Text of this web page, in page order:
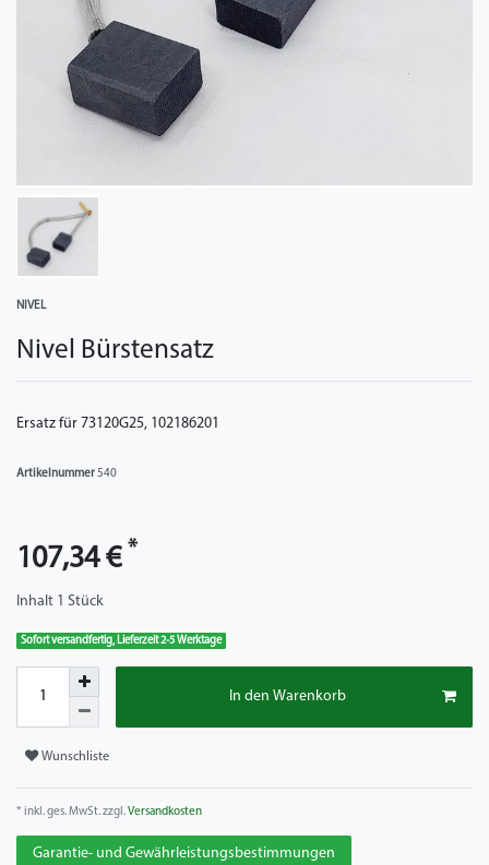
NIVEL
Nivel Bürstensatz
Ersatz für 73120G25, 102186201
Artikelnummer540
107,34 € *
Inhalt 1 Stück
Sofort versandfertig, Lieferzeit 2-5 Werktage
In den Warenkorb
Wunschliste
* inkl. ges. MwSt. zzgl.Versandkosten
Garantie- und Gewährleistungsbestimmungen